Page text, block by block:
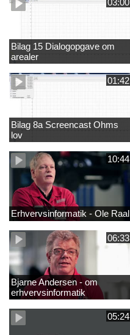
Bilag 15 Dialogopgave om
arealer
01:42
Bilag 8a Screencast Ohms
lov
10:44
Erhvervsinformatik - Ole Raal
06:33
Bjarne Andersen - om
erhvervsinformatik
05:24